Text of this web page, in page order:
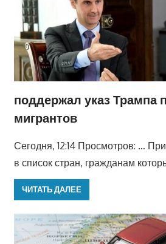
поддержал указ Трампа
мигрантов
Сегодня, 12:14 Просмотров: …
в список стран, гражданам
ЧИТАТЬ ДАЛЕЕ